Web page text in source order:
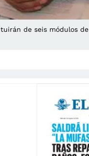
de seis módulos